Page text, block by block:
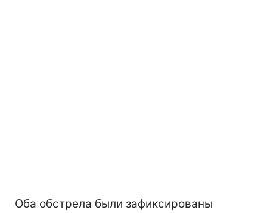
Оба обстрела были зафиксированы